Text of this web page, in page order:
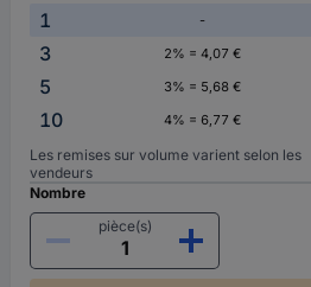
1 -
3
2% = 4,07 €
5
3% = 5,68 €
10
4% = 6,77 €
Les remises sur volume varient selon les
vendeurs
Nombre
pièce(s)